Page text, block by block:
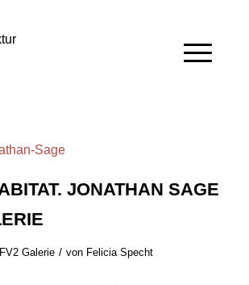
JONATHAN SAGE
FV2 Galerie / von Felicia Specht